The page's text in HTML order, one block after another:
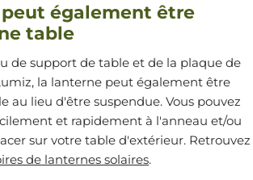
également être
table
de support de table et de la plaque de
la lanterne peut également être
au lieu d'être suspendue. Vous pouvez
et rapidement à l'anneau et/ou
sur votre table d'extérieur. Retrouvez
de lanternes solaires.